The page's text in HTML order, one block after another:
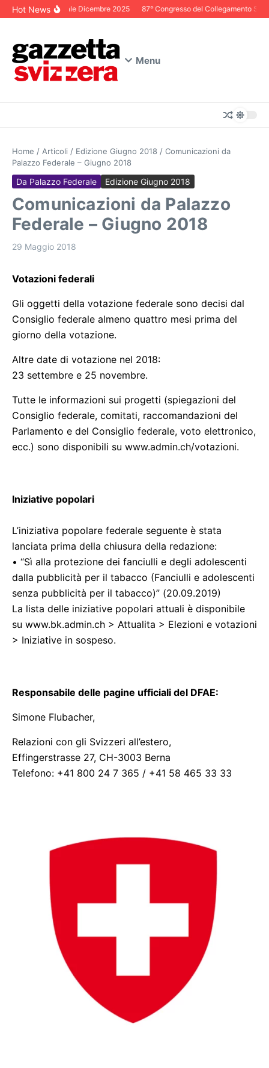
Salta al contenuto
Hot NewsEditoriale Dicembre 2025 87° Congresso del Collegamento
Menu
Home / Articoli / Edizione Giugno 2018 / Comunicazioni da
Palazzo Federale – Giugno 2018
Da Palazzo Federale Edizione Giugno 2018
Comunicazioni da Palazzo
Federale – Giugno 2018
29 Maggio 2018
Votazioni federali
Gli oggetti della votazione federale sono decisi dal
Consiglio federale almeno quattro mesi prima del
giorno della votazione.
Altre date di votazione nel 2018:
23 settembre e 25 novembre.
Tutte le informazioni sui progetti (spiegazioni del
Consiglio federale, comitati, raccomandazioni del
Parlamento e del Consiglio federale, voto elettronico,
ecc.) sono disponibili su www.admin.ch/votazioni.
Iniziative popolari
L’iniziativa popolare federale seguente è stata
lanciata prima della chiusura della redazione:
• “Sì alla protezione dei fanciulli e degli adolescenti
dalla pubblicità per il tabacco (Fanciulli e adolescenti
senza pubblicità per il tabacco)” (20.09.2019)
La lista delle iniziative popolari attuali è disponibile
su www.bk.admin.ch > Attualita > Elezioni e votazioni
> Iniziative in sospeso.
Responsabile delle pagine ufficiali del DFAE:
Simone Flubacher,
Relazioni con gli Svizzeri all’estero,
Effingerstrasse 27, CH-3003 Berna
Telefono: +41 800 24 7 365 / +41 58 465 33 33